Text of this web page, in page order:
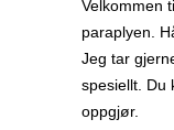
Velkommen
paraplyen.
Jeg tar
spesiellt. Du
oppgjør.